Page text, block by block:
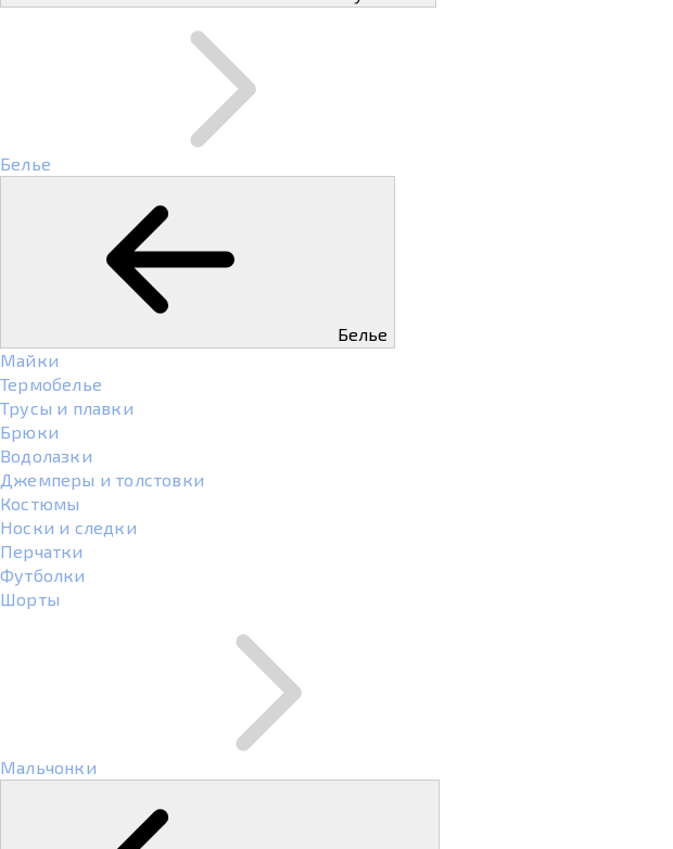
Белье
Белье
Майки
Термобелье
Трусы и плавки
Брюки
Водолазки
Джемперы и толстовки
Костюмы
Носки и следки
Перчатки
Футболки
Шорты
Мальчонки